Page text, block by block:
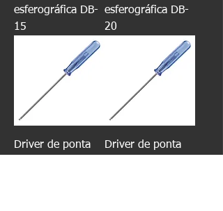
esferográfica DB-
15
esferográfica DB-
20
Driver de ponta
Driver de ponta